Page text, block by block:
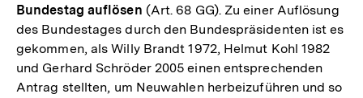
Bundestag auflösen (Art. 68 GG). Zu einer Auflösung
des Bundestages durch den Bundespräsidenten ist es
gekommen, als Willy Brandt 1972, Helmut Kohl 1982
und Gerhard Schröder 2005 einen entsprechenden
Antrag stellten, um Neuwahlen herbeizuführen und so